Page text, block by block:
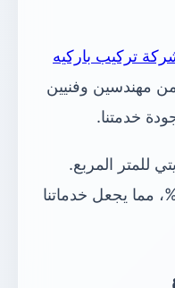
تركيب باركيه
من مهندسين وفنيين
خدمتنا.
3.5 دينار كويتي للمتر المربع.
خصومات تصل إلى 50%، مما يجعل خدماتنا